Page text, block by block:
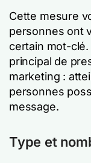
Cette mesure
personnes ont
certain mot-
principal de
marketing :
personnes
message.
Type et